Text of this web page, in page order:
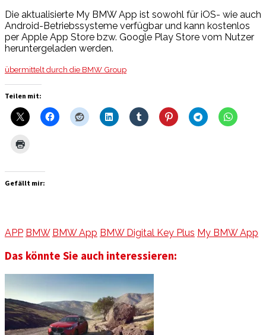
Die aktualisierte My BMW App ist sowohl für iOS- wie auch
Android-Betriebssysteme verfügbar und kann kostenlos
per Apple App Store bzw. Google Play Store vom Nutzer
heruntergeladen werden.
übermittelt durch die BMW Group
Teilen mit:
Gefällt mir:
APP BMW BMW App BMW Digital Key Plus My BMW App
Das könnte Sie auch interessieren: